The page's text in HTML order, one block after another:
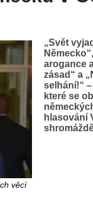
„Svět
arogance
zásad“ a
selhání!“
které se
hlasování
věcí